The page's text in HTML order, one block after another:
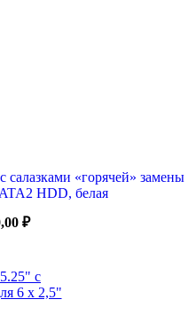
салазками «горячей» замены
HDD, белая
₽